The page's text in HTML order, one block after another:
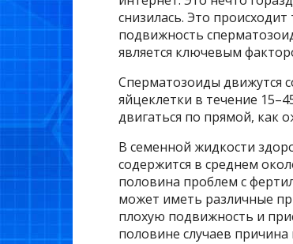
снизилась. Это
подвижность
является ключевым
Сперматозоиды движутся
яйцеклетки в течение
двигаться по прямой, как
В семенной жидкости
содержится в среднем
половина проблем с
может иметь различные
плохую подвижность и
половине случаев